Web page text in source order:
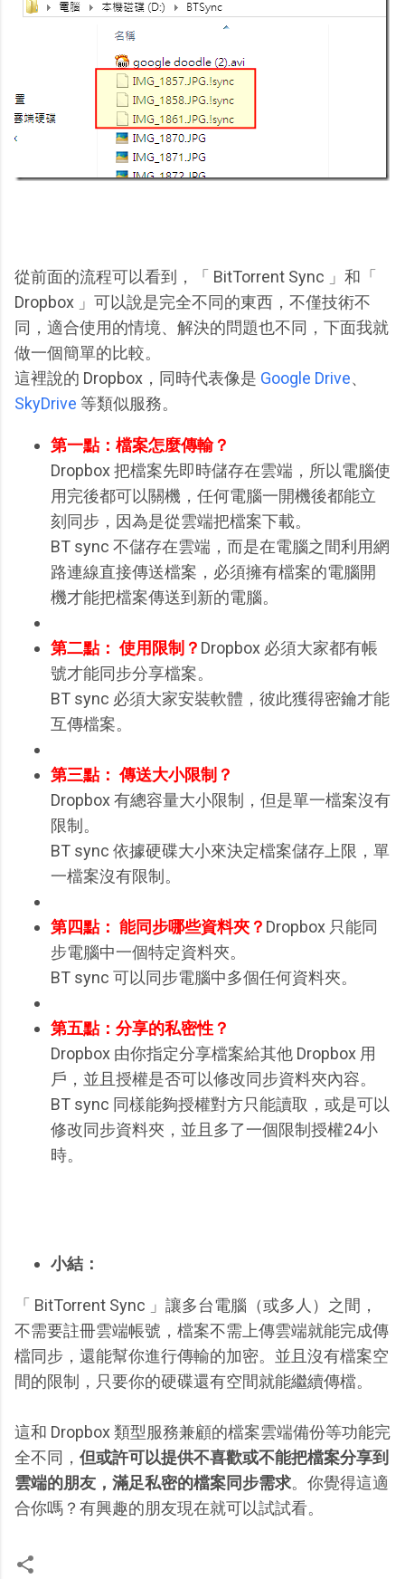
從前面的流程可以看到，「 BitTorrent Sync 」和「
Dropbox 」可以說是完全不同的東西，不僅技術不
同，適合使用的情境、解決的問題也不同，下面我就
做一個簡單的比較。
這裡說的 Dropbox，同時代表像是 Google Drive、
SkyDrive 等類似服務。
第一點：檔案怎麼傳輸？
Dropbox 把檔案先即時儲存在雲端，所以電腦使
用完後都可以關機，任何電腦一開機後都能立
刻同步，因為是從雲端把檔案下載。
BT sync 不儲存在雲端，而是在電腦之間利用網
路連線直接傳送檔案，必須擁有檔案的電腦開
機才能把檔案傳送到新的電腦。
第二點： 使用限制？ Dropbox 必須大家都有帳
號才能同步分享檔案。
BT sync 必須大家安裝軟體，彼此獲得密鑰才能
互傳檔案。
第三點： 傳送大小限制？
Dropbox 有總容量大小限制，但是單一檔案沒有
限制。
BT sync 依據硬碟大小來決定檔案儲存上限，單
一檔案沒有限制。
第四點： 能同步哪些資料夾？ Dropbox 只能同
步電腦中一個特定資料夾。
BT sync 可以同步電腦中多個任何資料夾。
第五點：分享的私密性？
Dropbox 由你指定分享檔案給其他 Dropbox 用
戶，並且授權是否可以修改同步資料夾內容。
BT sync 同樣能夠授權對方只能讀取，或是可以
修改同步資料夾，並且多了一個限制授權24小
時。
小結：
「 BitTorrent Sync 」讓多台電腦（或多人）之間，
不需要註冊雲端帳號，檔案不需上傳雲端就能完成傳
檔同步，還能幫你進行傳輸的加密。並且沒有檔案空
間的限制，只要你的硬碟還有空間就能繼續傳檔。
這和 Dropbox 類型服務兼顧的檔案雲端備份等功能完
全不同， 但或許可以提供不喜歡或不能把檔案分享到
雲端的朋友，滿足私密的檔案同步需求。你覺得這適
合你嗎？有興趣的朋友現在就可以試試看。